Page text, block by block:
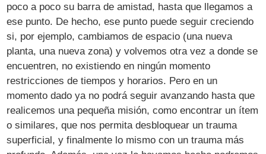
poco a poco su barra de amistad, hasta que llegamos a
ese punto. De hecho, ese punto puede seguir creciendo
si, por ejemplo, cambiamos de espacio (una nueva
planta, una nueva zona) y volvemos otra vez a donde se
encuentren, no existiendo en ningún momento
restricciones de tiempos y horarios. Pero en un
momento dado ya no podrá seguir avanzando hasta que
realicemos una pequeña misión, como encontrar un ítem
o similares, que nos permita desbloquear un trauma
superficial, y finalmente lo mismo con un trauma más